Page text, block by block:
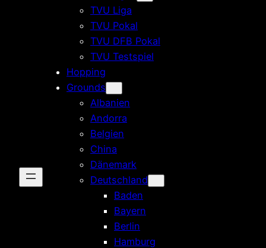
TVU Liga
TVU Pokal
TVU DFB Pokal
TVU Testspiel
Hopping
Grounds
Albanien
Andorra
Belgien
China
Dänemark
Deutschland
Baden
Bayern
Berlin
Hamburg